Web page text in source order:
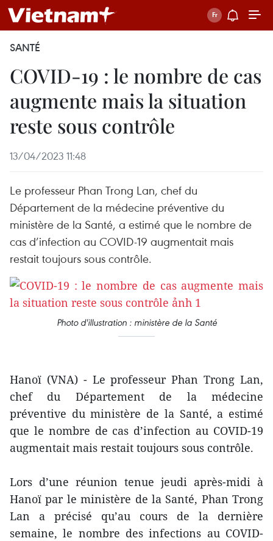
SANTÉ
COVID-19 : le nombre de cas
augmente mais la situation
reste sous contrôle
13/04/2023 11:48
Le professeur Phan Trong Lan, chef du
Département de la médecine préventive du
ministère de la Santé, a estimé que le nombre de
cas d’infection au COVID-19 augmentait mais
restait toujours sous contrôle.
Photo d'illustration : ministère de la Santé
Hanoï (VNA) - Le professeur Phan Trong Lan,
chef du Département de la médecine
préventive du ministère de la Santé, a estimé
que le nombre de cas d’infection au COVID-19
augmentait mais restait toujours sous contrôle.
Lors d’une réunion tenue jeudi après-midi à
Hanoï par le ministère de la Santé, Phan Trong
Lan a précisé qu’au cours de la dernière
semaine, le nombre des infections au COVID-